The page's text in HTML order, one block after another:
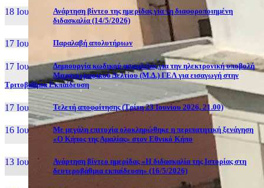
18 Ιουν, 26
Ανάρτηση βίντεο της ημερίδας για τη διαφοροποιημένη
διδασκαλία (14/5/2026)
17 Ιουν, 26 Παραλαβή απολυτήριων
17 Ιουν, 26
Δημιουργία κωδικού ασφαλείας για την ηλεκτρονική υποβολή
Μηχανογραφικού Δελτίου (Μ.Δ.) ΓΕΛ για εισαγωγή στην
Τριτοβάθμια Εκπαίδευση
17 Ιουν, 26 Τελετή αποφοίτησης (Τρίτη 23 Ιουνίου 2026, 21.00)
16 Ιουν, 26
Με μεγάλη επιτυχία ολοκληρώθηκε η περιπατητική ξενάγηση
«Ο Κήπος της Αμαλίας» στον Εθνικό Κήπο
13 Ιουν, 26
Ανάρτηση βίντεο ημερίδας «Η διδασκαλία της Ιστορίας στη
δευτεροβάθμια εκπαίδευση» (16/5/2026)